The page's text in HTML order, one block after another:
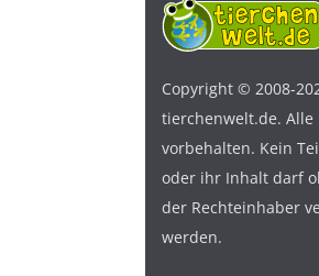
Copyright © 2008-
tierchenwelt.de. Alle
vorbehalten. Kein
oder ihr Inhalt darf
der Rechteinhaber
werden.